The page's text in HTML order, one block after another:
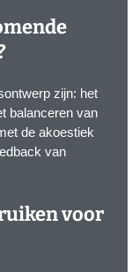
zijn: het
balanceren van
de akoestiek
van
voor